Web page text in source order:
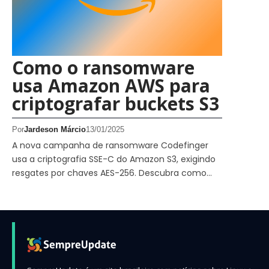
Como o ransomware
usa Amazon AWS para
criptografar buckets S3
PorJardeson Márcio13/01/2025
A nova campanha de ransomware Codefinger
usa a criptografia SSE-C do Amazon S3, exigindo
resgates por chaves AES-256. Descubra como…